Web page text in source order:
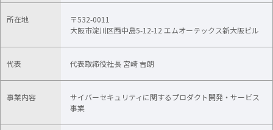
所在地
〒532-0011
大阪市淀川区西中島5-12-12 エムオーテックス新大阪ビル
代表 代表取締役社長 宮崎 吉朗
事業内容
サイバーセキュリティに関するプロダクト開発・サービス
事業